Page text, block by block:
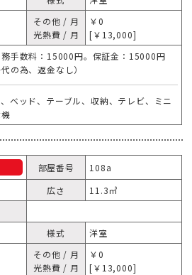
その他 / 月
光熱費 / 月
￥0
[￥13,000]
手数料：15000円。保証金：15000円
の為、返金なし）
ベッド、テーブル、収納、テレビ、ミニ
部屋番号
108a
広さ
11.3㎥
様式
洋室
その他 / 月
光熱費 / 月
￥0
[￥13,000]